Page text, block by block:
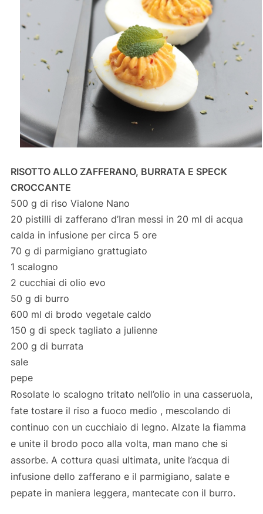
RISOTTO ALLO ZAFFERANO, BURRATA E SPECK
CROCCANTE
500 g di riso Vialone Nano
20 pistilli di zafferano d’Iran messi in 20 ml di acqua
calda in infusione per circa 5 ore
70 g di parmigiano grattugiato
1 scalogno
2 cucchiai di olio evo
50 g di burro
600 ml di brodo vegetale caldo
150 g di speck tagliato a julienne
200 g di burrata
sale
pepe
Rosolate lo scalogno tritato nell’olio in una casseruola,
fate tostare il riso a fuoco medio , mescolando di
continuo con un cucchiaio di legno. Alzate la fiamma
e unite il brodo poco alla volta, man mano che si
assorbe. A cottura quasi ultimata, unite l’acqua di
infusione dello zafferano e il parmigiano, salate e
pepate in maniera leggera, mantecate con il burro.